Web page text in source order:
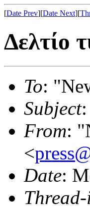
[Date Prev][Date Next][
Δελτίο
To:
Subject
From:
<
Date: